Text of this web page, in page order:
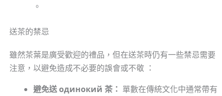
。
送茶的禁忌
雖然茶葉是廣受歡迎的禮品，但在送茶時仍有一些禁忌需要
注意，以避免造成不必要的誤會或不敬 ：
避免送 одинокий 茶： 單數在傳統文化中通常帶有